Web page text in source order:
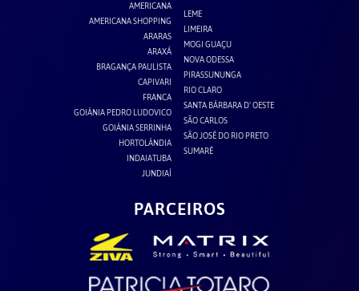
AMERICANA
AMERICANA SHOPPING
ARARAS
ARAXÁ
BRAGANÇA PAULISTA
CAPIVARI
FRANCA
GOIÂNIA PEDRO LUDOVICO
GOIÂNIA SERRINHA
HORTOLÂNDIA
INDAIATUBA
JUNDIAÍ
LEME
LIMEIRA
MOGI GUAÇU
NOVA ODESSA
PIRASSUNUNGA
RIO CLARO
SANTA BÁRBARA D' OESTE
SÃO CARLOS
SÃO JOSÉ DO RIO PRETO
SUMARÉ
PARCEIROS